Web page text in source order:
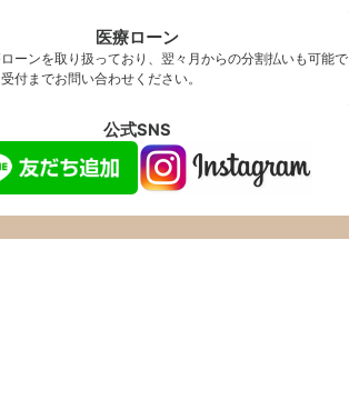
医療ローン
ーンを取り扱っており、翌々月からの分割払いも可能で
付までお問い合わせください。
公式SNS